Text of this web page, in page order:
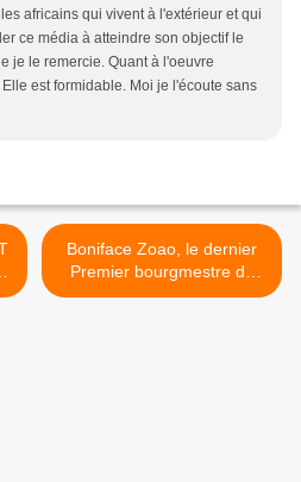
africains qui vivent à l'extérieur et qui
ce média à atteindre son objectif le
je le remercie. Quant à l'oeuvre
est formidable. Moi je l'écoute sans
Boniface Zoao, le dernier
Premier bourgmestre de
Kinshasa >